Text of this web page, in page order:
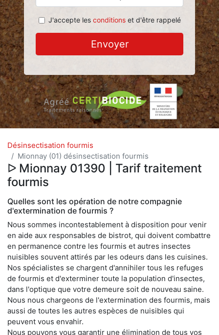
J'accepte les conditionset d'être rappelé
Envoyer
Désinsectisation fourmis
Mionnay (01) désinsectisation fourmis
ᐅ Mionnay 01390 | Tarif traitement
fourmis
Quelles sont les opération de notre compagnie
d'extermination de fourmis ?
Nous sommes incontestablement à disposition pour venir
en aide aux responsables de bistrot, qui doivent combattre
en permanence contre les fourmis et autres insectes
nuisibles souvent attirés par les odeurs dans les cuisines.
Nos spécialistes se chargent d'annihiler tous les refuges
de fourmis et d'exterminer toute la population d'insectes,
dans l'optique que votre demeure soit de nouveau saine.
Nous nous chargeons de l'extermination des fourmis, mais
aussi de toutes les autres espèces de nuisibles qui
peuvent vous envahir.
Nous pouvons vous garantir une élimination de tous vos